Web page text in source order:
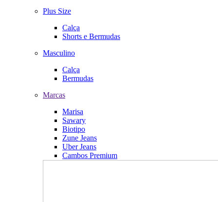
Plus Size
Calça
Shorts e Bermudas
Masculino
Calça
Bermudas
Marcas
Marisa
Sawary
Biotipo
Zune Jeans
Uber Jeans
Cambos Premium